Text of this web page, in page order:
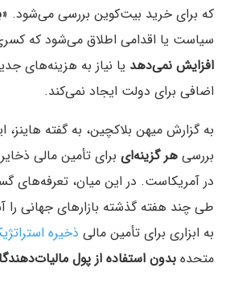
که برای خرید بیت‌کوین بررسی می‌شود. «
سیاست یا اقدامی اطلاق می‌شود که
افزایش نمی‌دهد یا نیاز به هزینه‌های
اضافی برای دولت ایجاد نمی‌کند.
به گزارش میهن بلاکچین، به گفته هاینز،
بررسی هر گزینه‌ای برای تأمین مالی
در آمریکاست. در این میان، تعرفه‌های
طی چند هفته گذشته بازارهای جهانی
به ابزاری برای تأمین مالی ذخیره
متحده بدون استفاده از پول